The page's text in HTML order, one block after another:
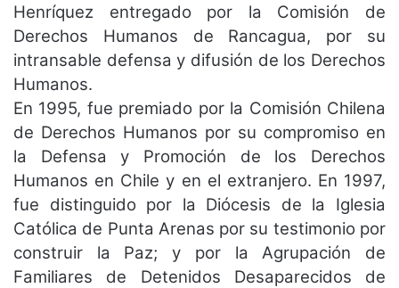
Henríquez entregado por la Comisión de
Derechos Humanos de Rancagua, por su
intransable defensa y difusión de los Derechos
Humanos.
En 1995, fue premiado por la Comisión Chilena
de Derechos Humanos por su compromiso en
la Defensa y Promoción de los Derechos
Humanos en Chile y en el extranjero. En 1997,
fue distinguido por la Diócesis de la Iglesia
Católica de Punta Arenas por su testimonio por
construir la Paz; y por la Agrupación de
Familiares de Detenidos Desaparecidos de